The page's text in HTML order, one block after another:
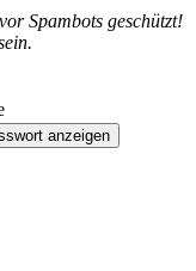
Spambots geschützt!
anzeigen